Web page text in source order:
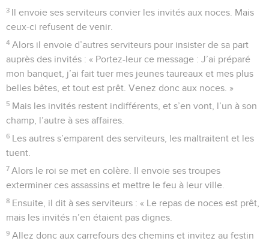
3 Il envoie ses serviteurs convier les invités aux noces. Mais
ceux-ci refusent de venir.
4 Alors il envoie d’autres serviteurs pour insister de sa part
auprès des invités : « Portez-leur ce message : J’ai préparé
mon banquet, j’ai fait tuer mes jeunes taureaux et mes plus
belles bêtes, et tout est prêt. Venez donc aux noces. »
5 Mais les invités restent indifférents, et s’en vont, l’un à son
champ, l’autre à ses affaires.
6 Les autres s’emparent des serviteurs, les maltraitent et les
tuent.
7 Alors le roi se met en colère. Il envoie ses troupes
exterminer ces assassins et mettre le feu à leur ville.
8 Ensuite, il dit à ses serviteurs : « Le repas de noces est prêt,
mais les invités n’en étaient pas dignes.
9 Allez donc aux carrefours des chemins et invitez au festin